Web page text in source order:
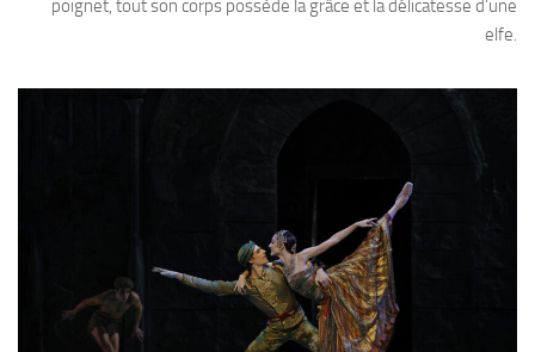
poignet, tout son corps possède la grâce et la délicatesse d’une
elfe.